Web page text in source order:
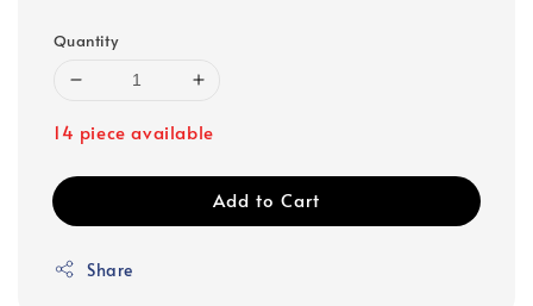
Quantity
14 piece available
Add to Cart
Share